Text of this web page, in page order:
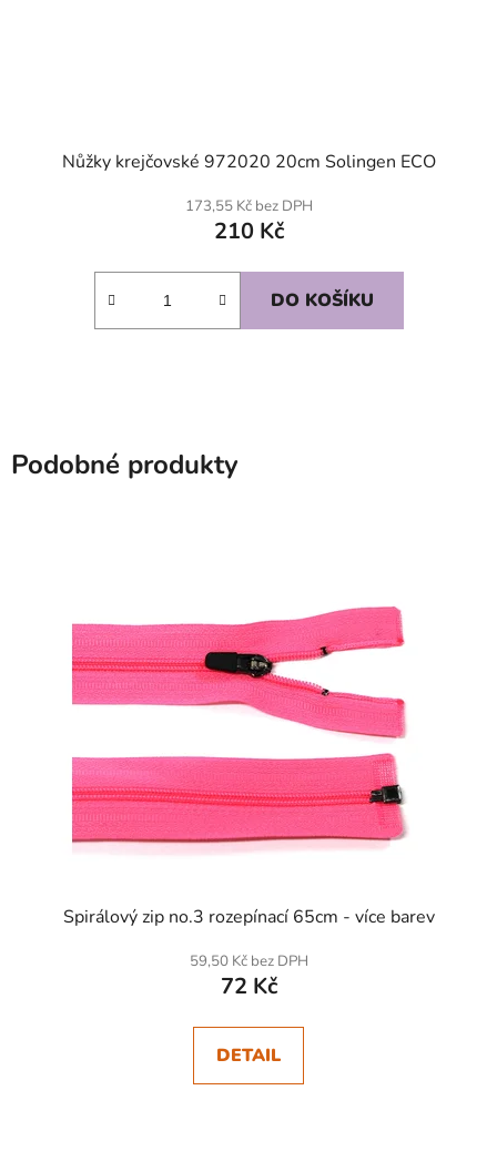
Nůžky krejčovské 972020 20cm Solingen ECO
173,55 Kč bez DPH
210 Kč
DO KOŠÍKU
Podobné produkty
Spirálový zip no.3 rozepínací 65cm - více barev
59,50 Kč bez DPH
72 Kč
DETAIL